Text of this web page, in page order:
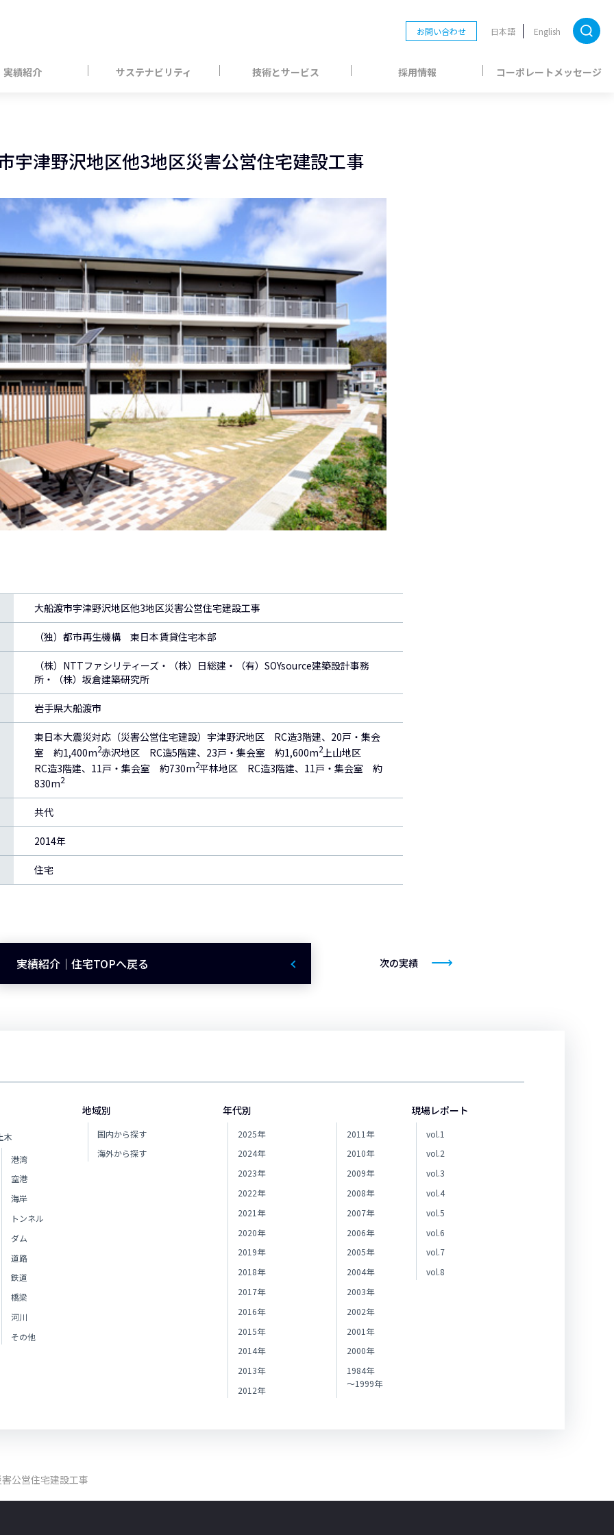
お問い合わせ 日本語 English
実績紹介 サステナビリティ 技術とサービス 採用情報 コーポレートメッセージ
宇津野沢地区他3地区災害公営住宅建設工事
大船渡市宇津野沢地区他3地区災害公営住宅建設工事
（独）都市再生機構 東日本賃貸住宅本部
（株）NTTファシリティーズ・（株）日総建・（有）SOYsource建築設計事務
所・（株）坂倉建築研究所
岩手県大船渡市
東日本大震災対応（災害公営住宅建設）宇津野沢地区 RC造3階建、20戸・集会
室 約1,400m2赤沢地区 RC造5階建、23戸・集会室 約1,600m2上山地区
RC造3階建、11戸・集会室 約730m2平林地区 RC造3階建、11戸・集会室 約
830m2
共代
2014年
住宅
実績紹介｜住宅TOPへ戻る 次の実績
木
港湾
空港
海岸
トンネル
ダム
道路
鉄道
橋梁
河川
その他
地域別
国内から探す
海外から探す
年代別
2025年
2024年
2023年
2022年
2021年
2020年
2019年
2018年
2017年
2016年
2015年
2014年
2013年
2012年
2011年
2010年
2009年
2008年
2007年
2006年
2005年
2004年
2003年
2002年
2001年
2000年
1984年
～1999年
現場レポート
vol.1
vol.2
vol.3
vol.4
vol.5
vol.6
vol.7
vol.8
公営住宅建設工事